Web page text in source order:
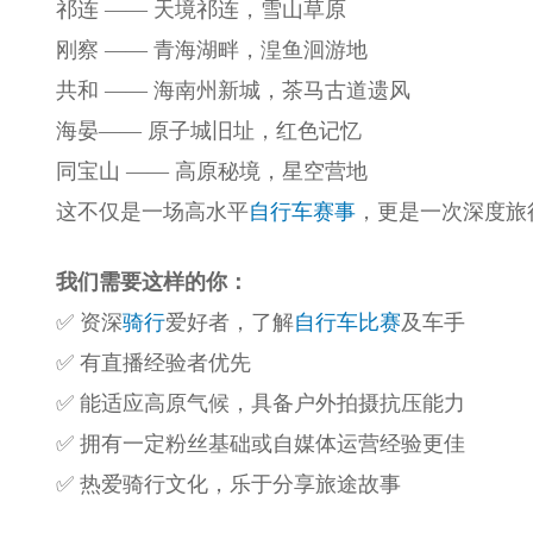
祁连 —— 天境祁连，雪山草原
刚察 —— 青海湖畔，湟鱼洄游地
共和 —— 海南州新城，茶马古道遗风
海晏—— 原子城旧址，红色记忆
同宝山 —— 高原秘境，星空营地
这不仅是一场高水平自行车赛事 ，更是一次深度
我们需要这样的你：
✅ 资深骑行爱好者，了解自行车比赛及车手
✅ 有直播经验者优先
✅ 能适应高原气候，具备户外拍摄抗压能力
✅ 拥有一定粉丝基础或自媒体运营经验更佳
✅ 热爱骑行文化，乐于分享旅途故事